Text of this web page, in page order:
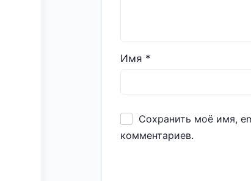
Имя *
Сохранить моё имя,
комментариев.